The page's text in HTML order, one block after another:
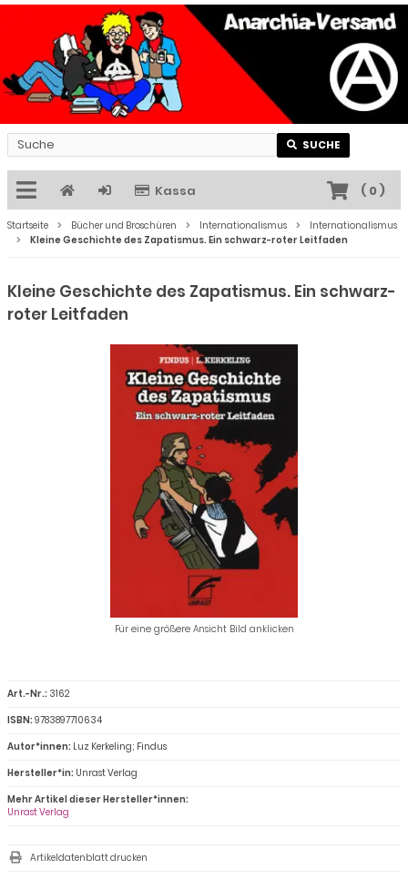
SUCHE
Kassa ( 0)
Startseite Bücher und Broschüren Internationalismus
Internationalismus
Kleine Geschichte des Zapatismus. Ein schwarz-roter Leitfaden
Kleine Geschichte des Zapatismus. Ein schwarz-
roter Leitfaden
Für eine größere Ansicht Bild anklicken
Art.-Nr.: 3162
ISBN:9783897710634
Autor*innen: Luz Kerkeling; Findus
Hersteller*in: Unrast Verlag
Mehr Artikel dieser Hersteller*innen:
Unrast Verlag
Artikeldatenblatt drucken